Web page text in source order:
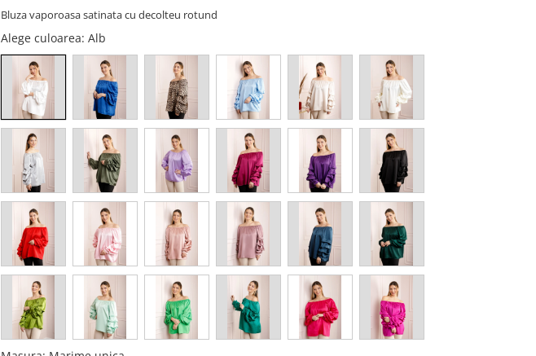
Bluza vaporoasa satinata cu decolteu rotund
Alege culoarea: Alb